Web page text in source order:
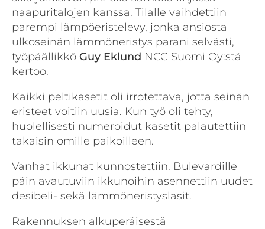
naapuritalojen kanssa. Tilalle vaihdettiin
parempi lämpöeristelevy, jonka ansiosta
ulkoseinän lämmöneristys parani selvästi,
työpäällikkö Guy Eklund NCC Suomi Oy:stä
kertoo.
Kaikki peltikasetit oli irrotettava, jotta seinän
eristeet voitiin uusia. Kun työ oli tehty,
huolellisesti numeroidut kasetit palautettiin
takaisin omille paikoilleen.
Vanhat ikkunat kunnostettiin. Bulevardille
päin avautuviin ikkunoihin asennettiin uudet
desibeli- sekä lämmöneristyslasit.
Rakennuksen alkuperäisestä